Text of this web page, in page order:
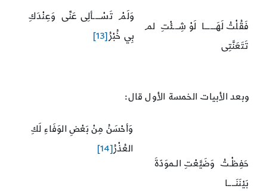
فَقُلْتُ لَهَــــــا لَوْ شِـــئْتِ لم
تَتَعَنَّتِى
وَلَمْ تَسْــــألِى عَنِّى وَعِنْدَكِ
بِي خُبْرُ [13]
وبعد الأبيات الخمسة الأول قال:
حَفِظْـتُ وَضَيَّعْتِ الـموَدّةَ
بَيْنَنَــــا
وَأحْسَنُ مِنْ بَعْضِ الوَفَاءِ لَكِ
العُذْرُ [14]